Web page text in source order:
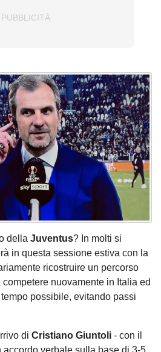
della Juventus? In molti si
in questa sessione estiva con la
ricostruire un percorso
nuovamente in Italia ed
possibile, evitando passi
di Cristiano Giuntoli - con il